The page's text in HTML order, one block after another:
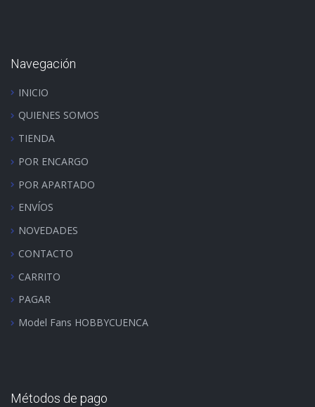
Navegación
INICIO
QUIENES SOMOS
TIENDA
POR ENCARGO
POR APARTADO
ENVÍOS
NOVEDADES
CONTACTO
CARRITO
PAGAR
Model Fans HOBBYCUENCA
Métodos de pago